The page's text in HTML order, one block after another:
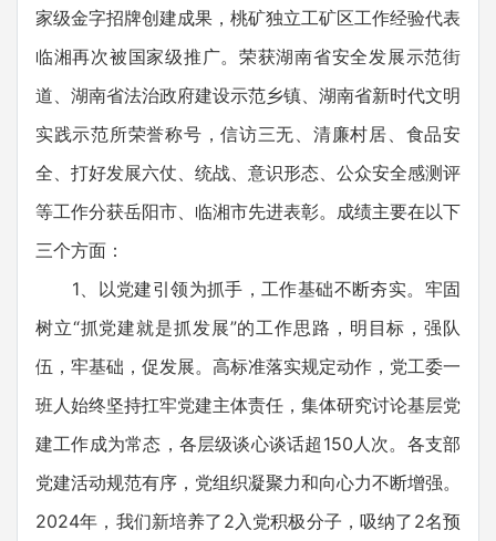
家级金字招牌创建成果，桃矿独立工矿区工作经验代表
临湘再次被国家级推广。荣获湖南省安全发展示范街
道、湖南省法治政府建设示范乡镇、湖南省新时代文明
实践示范所荣誉称号，信访三无、清廉村居、食品安
全、打好发展六仗、统战、意识形态、公众安全感测评
等工作分获岳阳市、临湘市先进表彰。成绩主要在以下
三个方面：
1、以党建引领为抓手，工作基础不断夯实。牢固
树立“抓党建就是抓发展”的工作思路，明目标，强队
伍，牢基础，促发展。高标准落实规定动作，党工委一
班人始终坚持扛牢党建主体责任，集体研究讨论基层党
建工作成为常态，各层级谈心谈话超150人次。各支部
党建活动规范有序，党组织凝聚力和向心力不断增强。
2024年，我们新培养了2入党积极分子，吸纳了2名预